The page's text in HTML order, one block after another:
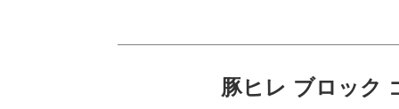
豚ヒレ ブロック